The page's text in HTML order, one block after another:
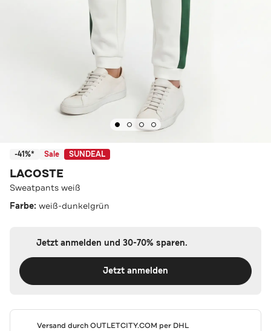
-41%* Sale SUNDEAL
LACOSTE
Sweatpants weiß
Farbe: weiß-dunkelgrün
Jetzt anmelden und 30-70% sparen.
Jetzt anmelden
Versand durchOUTLETCITY.COM per DHL